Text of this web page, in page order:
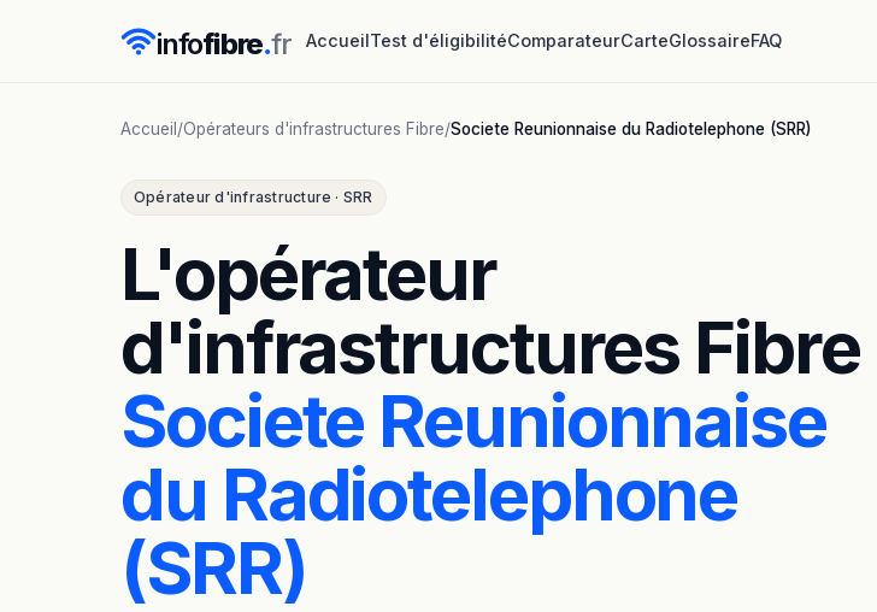
infofibre.fr AccueilTest d'éligibilitéComparateurCarteGlossaireFAQ
Accueil /Opérateurs d'infrastructures Fibre/Societe Reunionnaise du Radiotelephone (SRR)
Opérateur d'infrastructure · SRR
L'opérateur
d'infrastructures Fibre
Societe Reunionnaise
du Radiotelephone
(SRR)